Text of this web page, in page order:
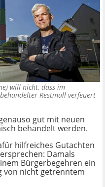
will nicht, dass im
Restmüll verfeuert
gut mit neuen
behandelt werden.
hilfreiches Gutachten
Damals
Bürgerbegehren ein
von nicht getrenntem